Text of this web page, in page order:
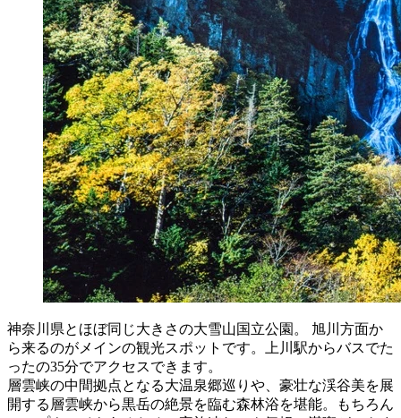
神奈川県とほぼ同じ大きさの大雪山国立公園。 旭川方面か
ら来るのがメインの観光スポットです。上川駅からバスでた
ったの35分でアクセスできます。
層雲峡の中間拠点となる大温泉郷巡りや、豪壮な渓谷美を展
開する層雲峡から黒岳の絶景を臨む森林浴を堪能。もちろん